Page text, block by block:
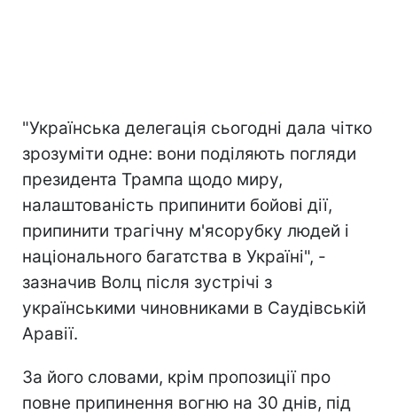
"Українська делегація сьогодні дала чітко
зрозуміти одне: вони поділяють погляди
президента Трампа щодо миру,
налаштованість припинити бойові дії,
припинити трагічну м'ясорубку людей і
національного багатства в Україні", -
зазначив Волц після зустрічі з
українськими чиновниками в Саудівській
Аравії.
За його словами, крім пропозиції про
повне припинення вогню на 30 днів, під